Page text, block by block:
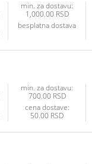
min. za dostavu:
1,000.00 RSD
besplatna dostava
min. za dostavu:
700.00 RSD
cena dostave:
50.00 RSD